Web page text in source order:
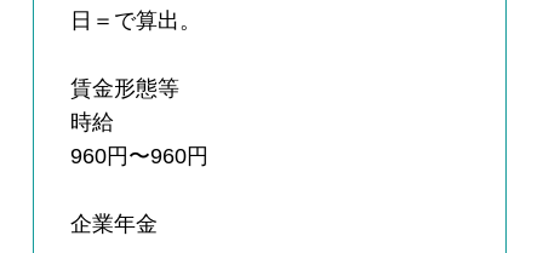
日＝で算出。
賃金形態等
時給
960円〜960円
企業年金